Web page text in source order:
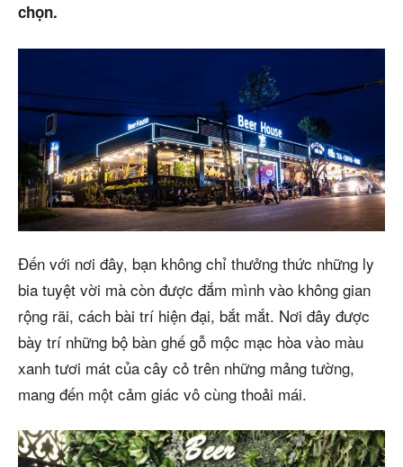
chọn.
Đến với nơi đây, bạn không chỉ thưởng thức những ly
bia tuyệt vời mà còn được đắm mình vào không gian
rộng rãi, cách bài trí hiện đại, bắt mắt. Nơi đây được
bày trí những bộ bàn ghế gỗ mộc mạc hòa vào màu
xanh tươi mát của cây cỏ trên những mảng tường,
mang đến một cảm giác vô cùng thoải mái.